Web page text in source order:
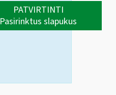
PATVIRTINTI
Pasirinktus slapukus